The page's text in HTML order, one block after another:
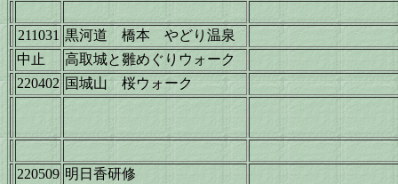
211031 黒河道 橋本 やどり温泉
中止
高取城と雛めぐりウォーク
220402 国城山 桜ウォーク
220509 明日香研修